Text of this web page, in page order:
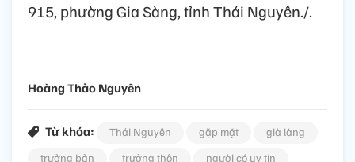
915, phường Gia Sàng, tỉnh Thái Nguyên./.
Hoàng Thảo Nguyên
Từ khóa: Thái Nguyên gặp mặt
già làng
trưởng bản
trưởng thôn
người có uy tín